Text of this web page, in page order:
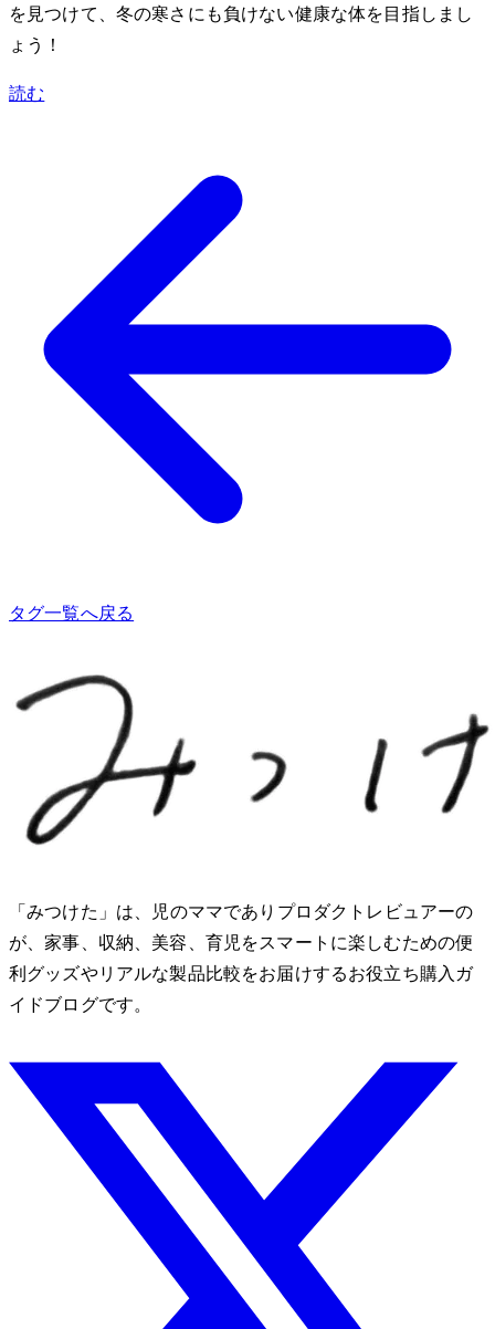
を見つけて、冬の寒さにも負けない健康な体を目指しまし
ょう！
読む
タグ一覧へ戻る
「みつけた」は、2児のママでありプロダクトレビュアーのMio
が、家事、収納、美容、育児をスマートに楽しむための便
利グッズやリアルな製品比較をお届けするお役立ち購入ガ
イドブログです。